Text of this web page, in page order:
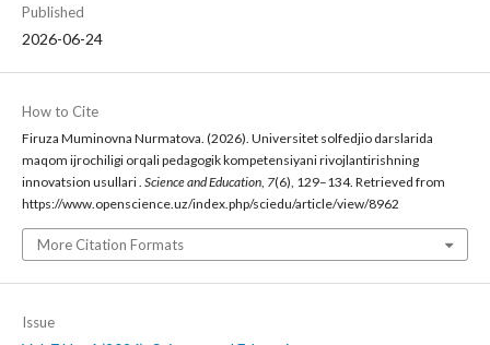
Published
2026-06-24
How to Cite
Firuza Muminovna Nurmatova. (2026). Universitet solfedjio darslarida
maqom ijrochiligi orqali pedagogik kompetensiyani rivojlantirishning
innovatsion usullari . Science and Education, 7(6), 129–134. Retrieved from
https://www.openscience.uz/index.php/sciedu/article/view/8962
More Citation Formats
Issue